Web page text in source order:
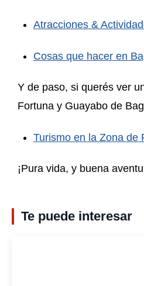
Atracciones &
Cosas que hacer en
Y de paso, si querés ver
Fortuna y Guayabo de
Turismo en la Zona de
¡Pura vida, y buena
Te puede interesar